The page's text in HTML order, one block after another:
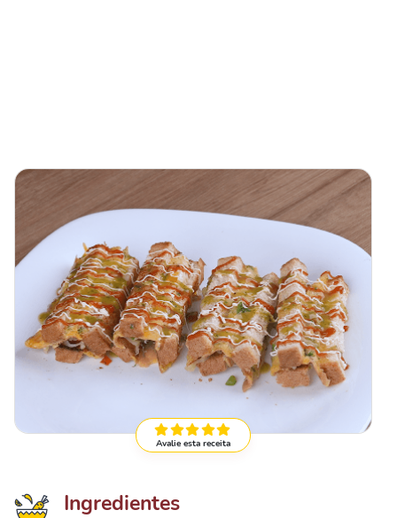
Avalie esta receita
Ingredientes